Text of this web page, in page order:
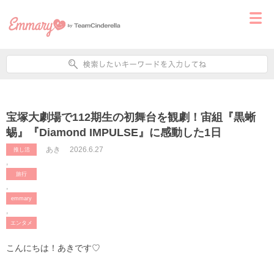
宝塚大劇場で112期生の初舞台を観劇！宙組『黒蜥
蜴』『Diamond IMPULSE』に感動した1日
推し活
,
旅行
,
emmary
,
エンタメ
あき 2026.6.27
こんにちは！あきです♡